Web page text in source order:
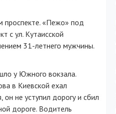
«Пежо» под
с ул. Кутаисской
31-летнего мужчины.
у Южного вокзала.
в Киевской ехал
не уступил дорогу и сбил
дороге. Водитель